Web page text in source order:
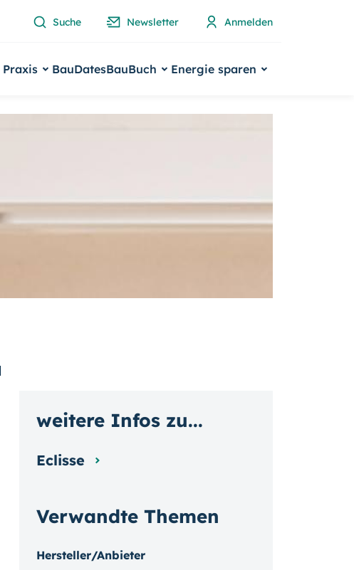
Suche Newsletter Anmelden
Praxis BauDatesBauBuch Energie sparen
Verwandte Themen
Hersteller/Anbieter
weitere Infos zu...
Eclisse